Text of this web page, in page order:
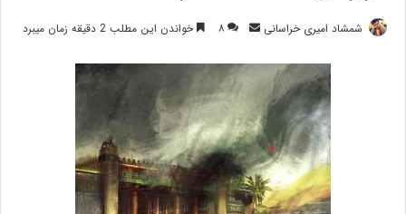
شمشاد امیری خراسانی
ارسال۸ خواندن این مطلب 2 دقیقه زمان میبرد